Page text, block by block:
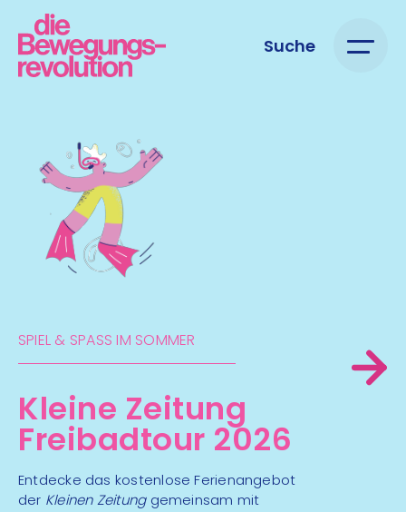
Suche
SPIEL & SPASS IM SOMMER
Kleine Zeitung
Freibadtour 2026
Entdecke das kostenlose Ferienangebot
der Kleinen Zeitunggemeinsam mit